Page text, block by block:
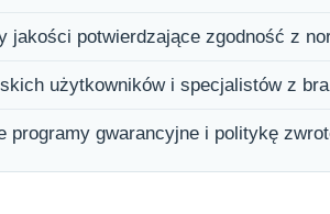
jakości potwierdzające zgodność z
użytkowników i specjalistów z
programy gwarancyjne i politykę